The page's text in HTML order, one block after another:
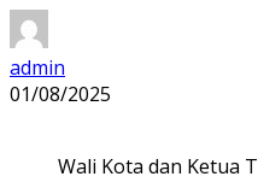
admin
01/08/2025
Wali Kota dan Ketua